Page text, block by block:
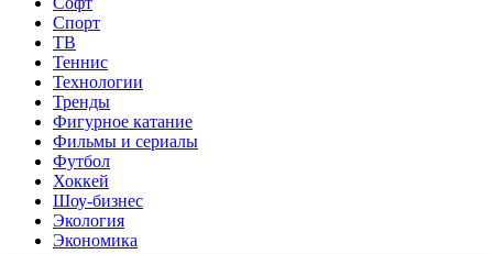
Спорт
ТВ
Теннис
Технологии
Тренды
Фигурное катание
Фильмы и сериалы
Футбол
Хоккей
Шоу-бизнес
Экология
Экономика